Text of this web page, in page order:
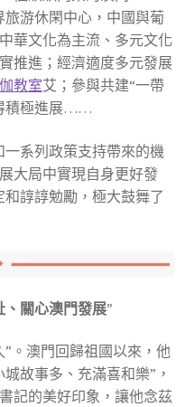
游休閑中心，中國與葡
華文化為主流、多元文化
推進；經濟適度多元發展
教室艾；參與共建“一帶
積極進展……
系列政策支持帶來的機
大局中實現自身更好發
諄諄勉勵，極大鼓舞了
關心澳門發展”
。澳門回歸祖國以來，他
故事多、充滿喜和樂”，
記的美好印象，讓他念茲